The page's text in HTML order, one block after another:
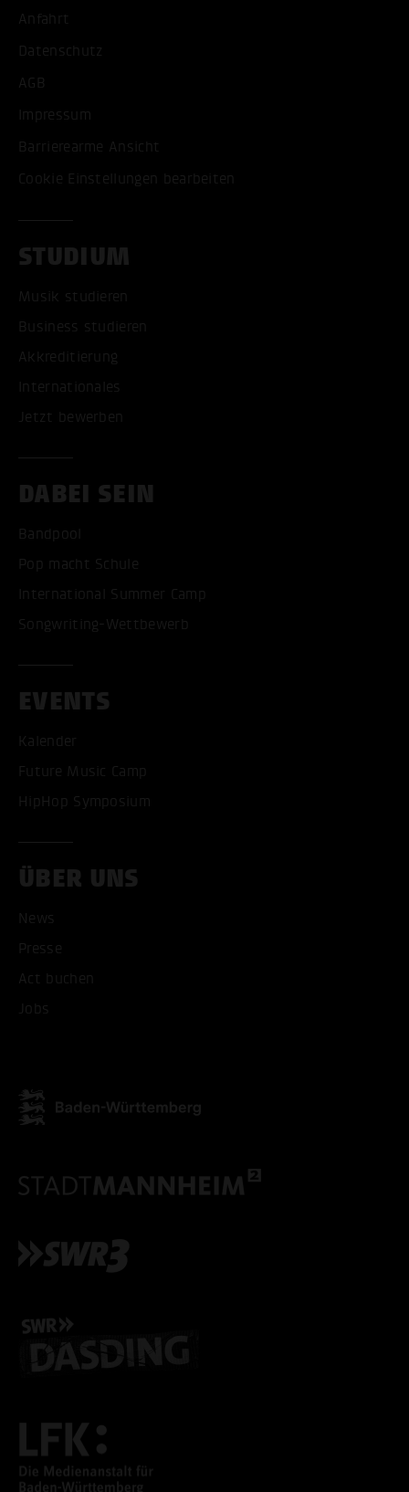
Anfahrt
Datenschutz
AGB
Impressum
Barrierearme Ansicht
Cookie Einstellungen bearbeiten
STUDIUM
Musik studieren
Business studieren
Akkreditierung
Internationales
Jetzt bewerben
DABEI SEIN
Bandpool
Pop macht Schule
International Summer Camp
Songwriting-Wettbewerb
EVENTS
Kalender
Future Music Camp
HipHop Symposium
ÜBER UNS
News
Presse
Act buchen
Jobs